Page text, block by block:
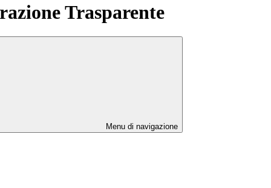
Trasparente
Menu di navigazione